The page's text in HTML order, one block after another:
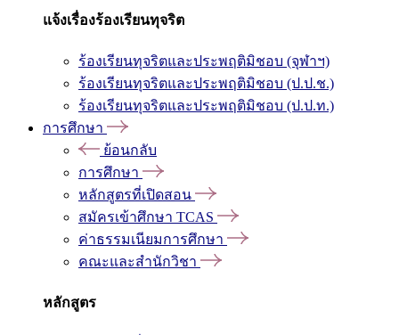
แจ้งเรื่องร้องเรียนทุจริต
ร้องเรียนทุจริตและประพฤติมิชอบ (จุฬาฯ)
ร้องเรียนทุจริตและประพฤติมิชอบ (ป.ป.ช.)
ร้องเรียนทุจริตและประพฤติมิชอบ (ป.ป.ท.)
การศึกษา
ย้อนกลับ
การศึกษา
หลักสูตรที่เปิดสอน
สมัครเข้าศึกษา TCAS
ค่าธรรมเนียมการศึกษา
คณะและสำนักวิชา
หลักสูตร